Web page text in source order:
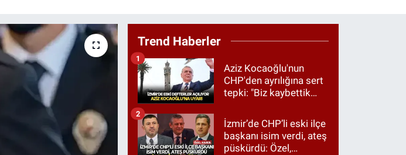
Trend Haberler
Aziz Kocaoğlu'nun
CHP'den ayrılığına sert
tepki: "Biz kaybettik
etmedik"
1
İzmir’de CHP’li eski ilçe
başkanı isim verdi, ateş
püskürdü: Özel,
2